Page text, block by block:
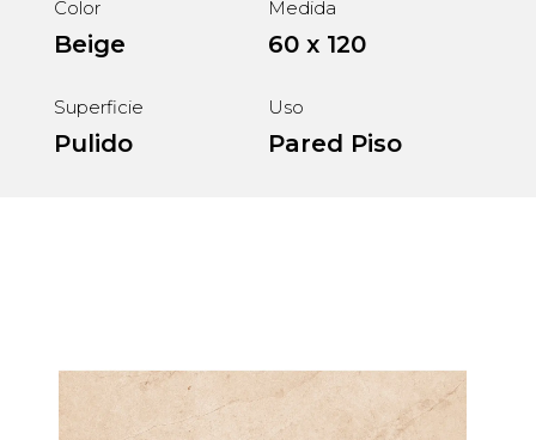
Color
Beige
Medida
60 x 120
Superficie
Pulido
Uso
Pared Piso